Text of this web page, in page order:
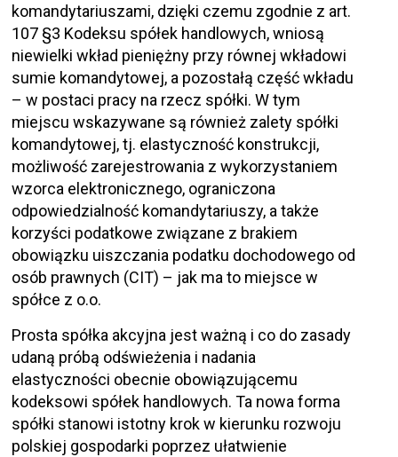
komandytariuszami, dzięki czemu zgodnie z art.
107 §3 Kodeksu spółek handlowych, wniosą
niewielki wkład pieniężny przy równej wkładowi
sumie komandytowej, a pozostałą część wkładu
– w postaci pracy na rzecz spółki. W tym
miejscu wskazywane są również zalety spółki
komandytowej, tj. elastyczność konstrukcji,
możliwość zarejestrowania z wykorzystaniem
wzorca elektronicznego, ograniczona
odpowiedzialność komandytariuszy, a także
korzyści podatkowe związane z brakiem
obowiązku uiszczania podatku dochodowego od
osób prawnych (CIT) – jak ma to miejsce w
spółce z o.o.
Prosta spółka akcyjna jest ważną i co do zasady
udaną próbą odświeżenia i nadania
elastyczności obecnie obowiązującemu
kodeksowi spółek handlowych. Ta nowa forma
spółki stanowi istotny krok w kierunku rozwoju
polskiej gospodarki poprzez ułatwienie